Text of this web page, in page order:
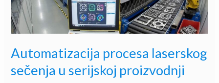
Automatizacija procesa laserskog
sečenja u serijskoj proizvodnji
serijskoj
proizvodnji